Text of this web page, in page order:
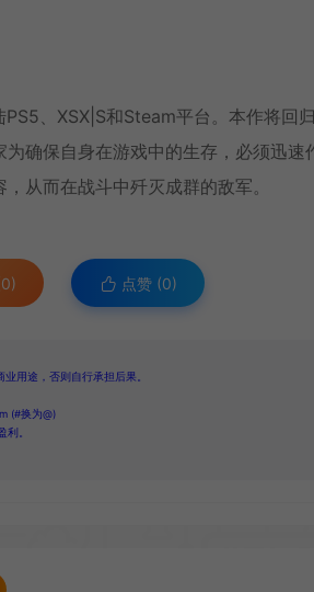
、XSX|S和Steam平台。本作将回
确保自身在游戏中的生存，必须迅速
从而在战斗中歼灭成群的敌军。
点赞 (0)
用途，否则自行承担后果。
(#换为@)
利。